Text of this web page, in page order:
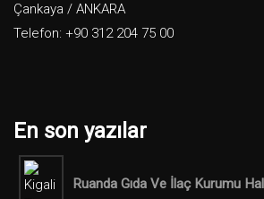
Çankaya / ANKARA
Telefon: +90 312 204 75 00
En son yazılar
Ruanda Gıda Ve İlaç Kurumu